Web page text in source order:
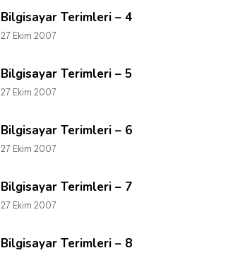
Bilgisayar Terimleri – 4
27 Ekim 2007
Bilgisayar Terimleri – 5
27 Ekim 2007
Bilgisayar Terimleri – 6
27 Ekim 2007
Bilgisayar Terimleri – 7
27 Ekim 2007
Bilgisayar Terimleri – 8